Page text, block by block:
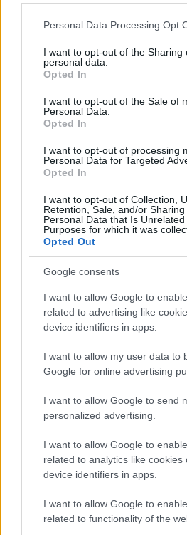
Please note that this website/app
not limited to your visit or usage
grant or deny consent to Google
use your data for below specified
consent section.
Personal Data Processing Opt
I want to opt-out of the Sharing
personal data.
Opted In
I want to opt-out of the Sale of
Personal Data.
Opted In
I want to opt-out of processing
Personal Data for Targeted
Opted In
I want to opt-out of Collection,
Retention, Sale, and/or
Personal Data that Is
Purposes for which it was
Opted Out
Google consents
I want to allow Google to
related to advertising like
device identifiers in apps.
I want to allow my user data to
Google for online advertising
I want to allow Google to send
personalized advertising.
I want to allow Google to
related to analytics like cookies
device identifiers in apps.
I want to allow Google to
related to functionality of the
azon használaton kívüli
ajándékoztak. Az Olivetti
magának igényelte a római
a bürokrácia útvesztőiben.
„Történelmi értéke
vizsgálathoz kötődik,
komputerrel volt először
szerepe egy vizsgálatban”
Repubblica című olasz
múzeum főigazgatója, aki
szeretnék összegyűjteni a
elmesélhessék majd
közönségüknek.
Média Lavór Rejtélyek
SZAVAKKAL